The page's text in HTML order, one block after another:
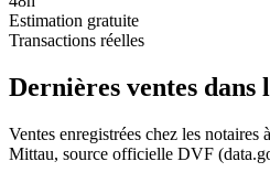
Estimation gratuite
Transactions réelles
Dernières ventes dans
Ventes enregistrées chez les
Mittau, source officielle DVF